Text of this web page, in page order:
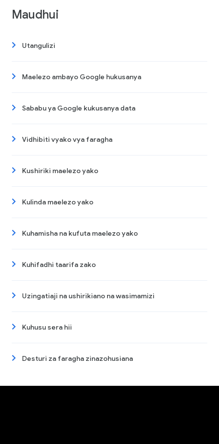
Maudhui
Utangulizi
Maelezo ambayo Google hukusanya
Sababu ya Google kukusanya data
Vidhibiti vyako vya faragha
Kushiriki maelezo yako
Kulinda maelezo yako
Kuhamisha na kufuta maelezo yako
Kuhifadhi taarifa zako
Uzingatiaji na ushirikiano na wasimamizi
Kuhusu sera hii
Desturi za faragha zinazohusiana